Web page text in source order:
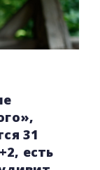
31
есть